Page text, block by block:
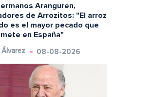
Aranguren,
de Arrozitos: "El arroz
es el mayor pecado que
en España"
Álvarez 08-08-2026